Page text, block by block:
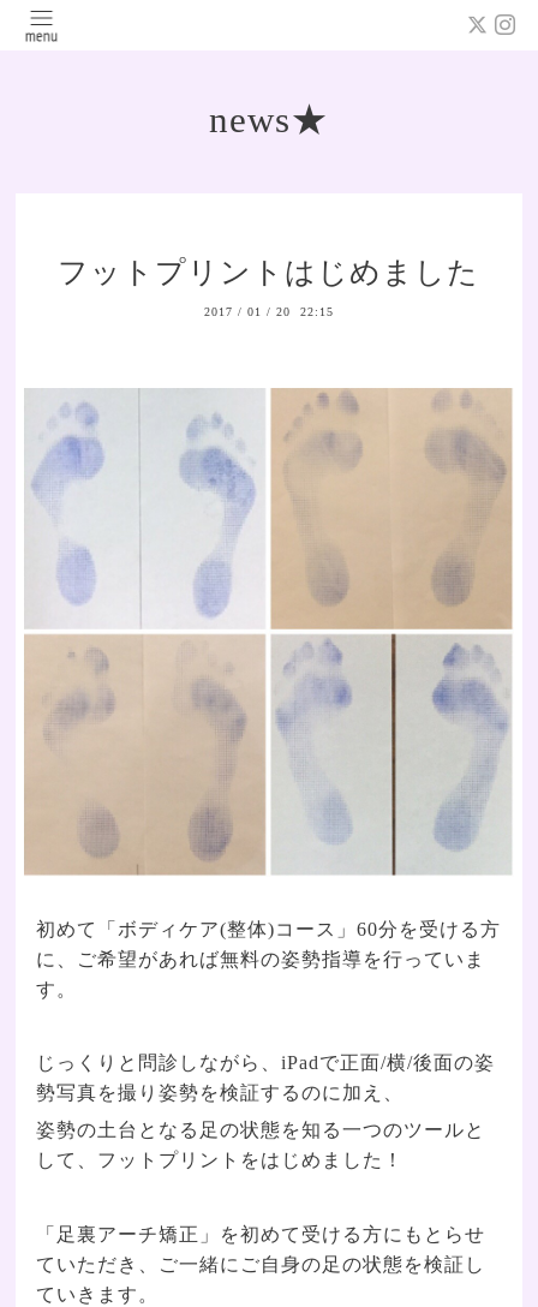
news★
フットプリントはじめました
2017 / 01 / 20 22:15
初めて「ボディケア(整体)コース」60分を受ける方
に、ご希望があれば無料の姿勢指導を行っていま
す。
じっくりと問診しながら、iPadで正面/横/後面の姿
勢写真を撮り姿勢を検証するのに加え、
姿勢の土台となる足の状態を知る一つのツールと
して、フットプリントをはじめました！
「足裏アーチ矯正」を初めて受ける方にもとらせ
ていただき、ご一緒にご自身の足の状態を検証し
ていきます。